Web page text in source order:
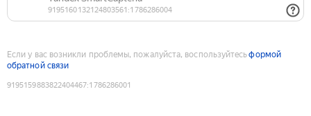
Если у вас возникли проблемы, пожалуйста, воспользуйтесьформой
обратной связи
9195159883822404467:1786286001